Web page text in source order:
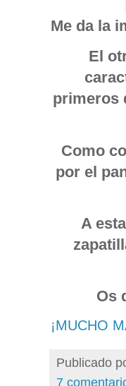
Me da la
El
primeros
Como
por el
A
Os
¡MUCHO
Publicado
7